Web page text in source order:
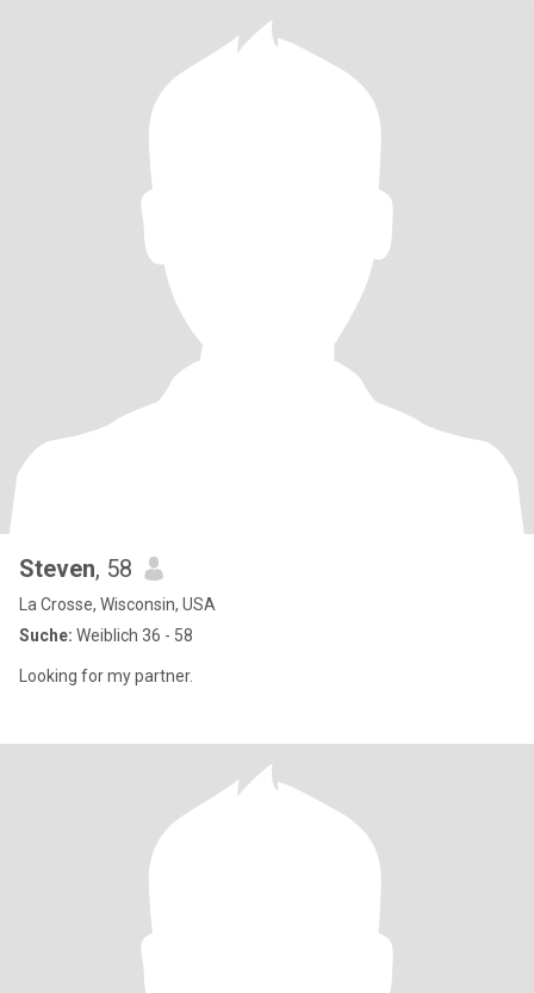
Steven, 58
La Crosse, Wisconsin, USA
Suche: Weiblich 36 - 58
Looking for my partner.